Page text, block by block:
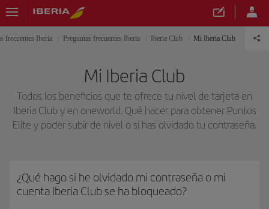
frecuentes Iberia Preguntas frecuentes Iberia Iberia Club Mi Iberia Club
Mi Iberia Club
Todos los beneficios que te ofrece tu nivel de tarjeta en
Iberia Club y en oneworld. Qué hacer para obtener Puntos
Elite y poder subir de nivel o si has olvidado tu contraseña.
¿Qué hago si he olvidado mi contraseña o mi
cuenta Iberia Club se ha bloqueado?